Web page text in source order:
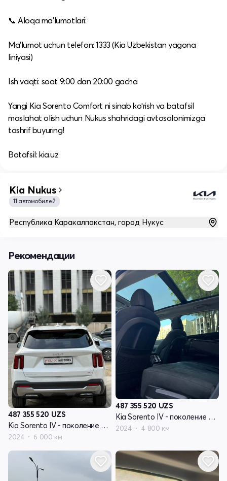
📞 Aloqa ma’lumotlari:
Ma’lumot uchun telefon: 1333 (Kia Uzbekistan yagona
liniyasi)
Ish vaqti: soat 9:00 dan 20:00 gacha
Yangi Kia Sorento Comfort ni sinab koʻrish va batafsil
maslahat olish uchun Nukus shahridagi avtosalonimizga
tashrif buyuring!
Batafsil: kia.uz
Kia Nukus
11 автомобилей
Республика Каракалпакстан, город Нукус
Рекомендации
487 355 520 UZS
Kia Sorento IV - поколение рестайлинг
2024 6 000 км
487 355 520 UZS
Kia Sorento IV - поколение рестайлинг
2024 4 800 км